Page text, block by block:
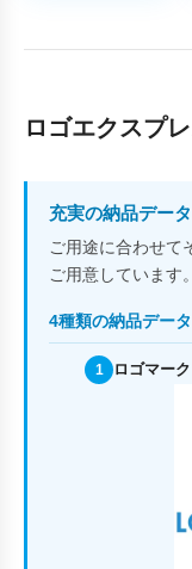
ロゴエクスプ
充実の納品データ
ご用途に合わせて
ご用意しています。
4種類の納品データ
1 ロゴマー